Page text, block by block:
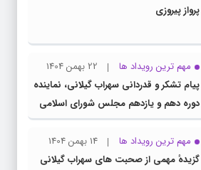
پرواز پیروزی
مهم ترین رویداد ها
22 بهمن 1404
پیام تشکر و قدردانی سهراب گیلانی، نماینده
دوره دهم و یازدهم مجلس شورای اسلامی
از حضور پرشور ملت بزرگ و سرافراز ایران در
راهپیمایی ۲۲ بهمن
مهم ترین رویداد ها
14 بهمن 1404
گزیدهٔ مهمی از صحبت های سهراب گیلانی